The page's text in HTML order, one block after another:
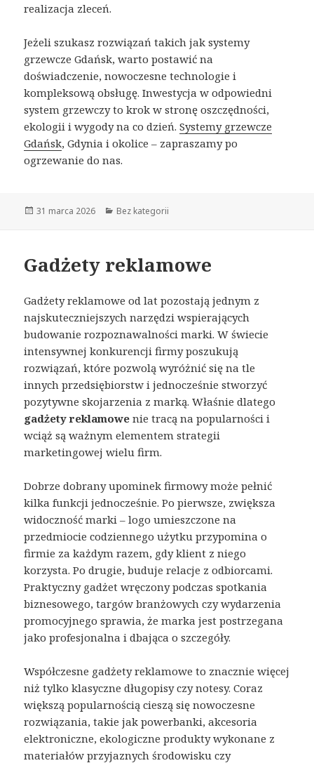
realizacja zleceń.
Jeżeli szukasz rozwiązań takich jak systemy
grzewcze Gdańsk, warto postawić na
doświadczenie, nowoczesne technologie i
kompleksową obsługę. Inwestycja w odpowiedni
system grzewczy to krok w stronę oszczędności,
ekologii i wygody na co dzień.Systemy grzewcze
Gdańsk, Gdynia i okolice – zapraszamy po
ogrzewanie do nas.
Opublikowano
31 marca 2026 Kategorie
Bez kategorii
Gadżety reklamowe
Gadżety reklamowe od lat pozostają jednym z
najskuteczniejszych narzędzi wspierających
budowanie rozpoznawalności marki. W świecie
intensywnej konkurencji firmy poszukują
rozwiązań, które pozwolą wyróżnić się na tle
innych przedsiębiorstw i jednocześnie stworzyć
pozytywne skojarzenia z marką. Właśnie dlatego
gadżety reklamowe nie tracą na popularności i
wciąż są ważnym elementem strategii
marketingowej wielu firm.
Dobrze dobrany upominek firmowy może pełnić
kilka funkcji jednocześnie. Po pierwsze, zwiększa
widoczność marki – logo umieszczone na
przedmiocie codziennego użytku przypomina o
firmie za każdym razem, gdy klient z niego
korzysta. Po drugie, buduje relacje z odbiorcami.
Praktyczny gadżet wręczony podczas spotkania
biznesowego, targów branżowych czy wydarzenia
promocyjnego sprawia, że marka jest postrzegana
jako profesjonalna i dbająca o szczegóły.
Współczesne gadżety reklamowe to znacznie więcej
niż tylko klasyczne długopisy czy notesy. Coraz
większą popularnością cieszą się nowoczesne
rozwiązania, takie jak powerbanki, akcesoria
elektroniczne, ekologiczne produkty wykonane z
materiałów przyjaznych środowisku czy